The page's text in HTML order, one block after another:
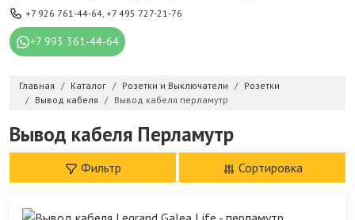
+7 926 761-44-64, +7 495 727-21-76
+7 993 361-44-64
Главная Каталог Розетки и Выключатели
Розетки
Вывод кабеля
Вывод кабеля перламутр
Вывод кабеля Перламутр
Фильтр Сортировка